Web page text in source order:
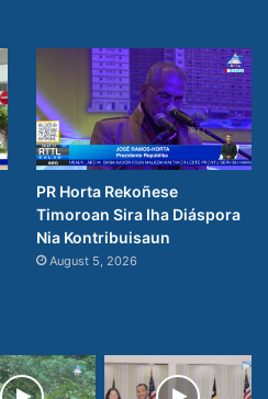
PR Horta Rekoñese
Timoroan Sira Iha Diáspora
Nia Kontribuisaun
August 5, 2026